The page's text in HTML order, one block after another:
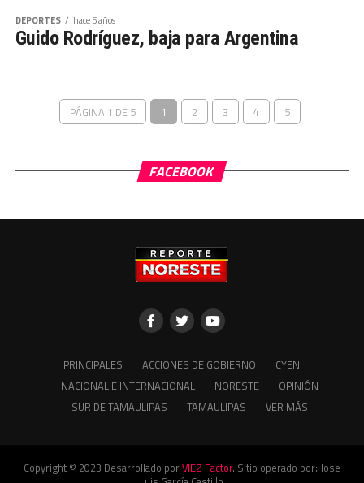
DEPORTES hace 5 años
Guido Rodríguez, baja para Argentina
PÁGINA 1 DE 5 1 2 3 4 5
FACEBOOK
PRINCIPALES ACCIONES DE GOBIERNO
CYEN
NACIONAL E INTERNACIONAL
NORESTE
OPINIÓN
SUR DE TAMAULIPAS
TAMAULIPAS VER MÁS
Copyright © 2023 Desarrollado porVIEZ Factor. Sitio operado por: Jose